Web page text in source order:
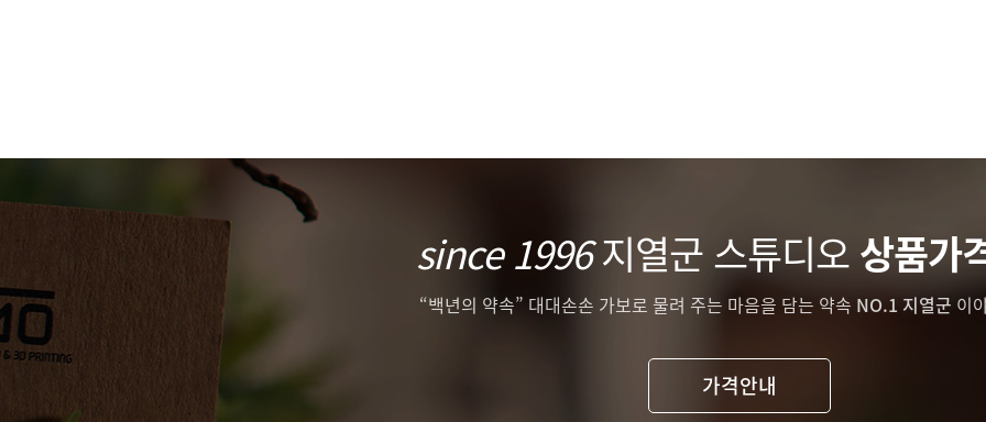
since 1996지열군 스튜디오상품가
“백년의 약속” 대대손손 가보로 물려 주는 마음을 담는 약속 NO.1 지열군 이
가격안내